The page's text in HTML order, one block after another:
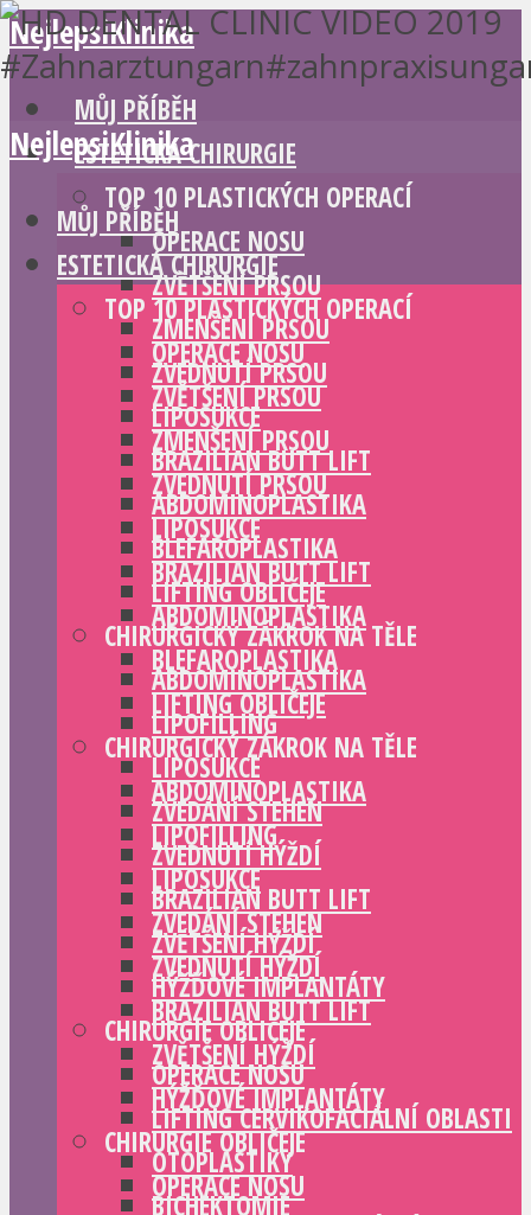
NejlepsiKlinika
MŮJ PŘÍBĚH
ESTETICKÁ CHIRURGIE
TOP 10 PLASTICKÝCH OPERACÍ
OPERACE NOSU
ZVĚTŠENÍ PRSOU
ZMENŠENÍ PRSOU
ZVEDNUTÍ PRSOU
LIPOSUKCE
BRAZILIAN BUTT LIFT
ABDOMINOPLASTIKA
BLEFAROPLASTIKA
LIFTING OBLIČEJE
CHIRURGICKÝ ZÁKROK NA TĚLE
ABDOMINOPLASTIKA
LIPOFILLING
LIPOSUKCE
ZVEDÁNÍ STEHEN
ZVEDNUTÍ HÝŽDÍ
BRAZILIAN BUTT LIFT
ZVĚTŠENÍ HÝŽDÍ
HÝŽĎOVÉ IMPLANTÁTY
CHIRURGIE OBLIČEJE
OPERACE NOSU
LIFTING CERVIKOFACIÁLNÍ OBLASTI
OTOPLASTIKY
BICHEKTOMIE
NejlepsiKlinika
MŮJ PŘÍBĚH
ESTETICKÁ CHIRURGIE
TOP 10 PLASTICKÝCH OPERACÍ
OPERACE NOSU
ZVĚTŠENÍ PRSOU
ZMENŠENÍ PRSOU
ZVEDNUTÍ PRSOU
LIPOSUKCE
BRAZILIAN BUTT LIFT
ABDOMINOPLASTIKA
BLEFAROPLASTIKA
LIFTING OBLIČEJE
CHIRURGICKÝ ZÁKROK NA TĚLE
ABDOMINOPLASTIKA
LIPOFILLING
LIPOSUKCE
ZVEDÁNÍ STEHEN
ZVEDNUTÍ HÝŽDÍ
BRAZILIAN BUTT LIFT
ZVĚTŠENÍ HÝŽDÍ
HÝŽĎOVÉ IMPLANTÁTY
CHIRURGIE OBLIČEJE
OPERACE NOSU